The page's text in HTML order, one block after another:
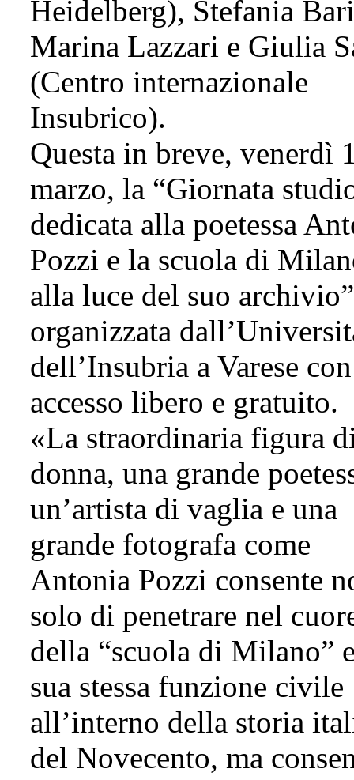
Heidelberg), Stefania
Marina Lazzari e Giulia
(Centro internazionale
Insubrico).
Questa in breve, venerdì
marzo, la “Giornata
dedicata alla poetessa
Pozzi e la scuola di
alla luce del suo
organizzata
dell’Insubria a Varese con
accesso libero e gratuito.
«La straordinaria figura
donna, una grande
un’artista di vaglia e una
grande fotografa come
Antonia Pozzi consente
solo di penetrare nel
della “scuola di Milano”
sua stessa funzione civile
all’interno della storia
del Novecento, ma